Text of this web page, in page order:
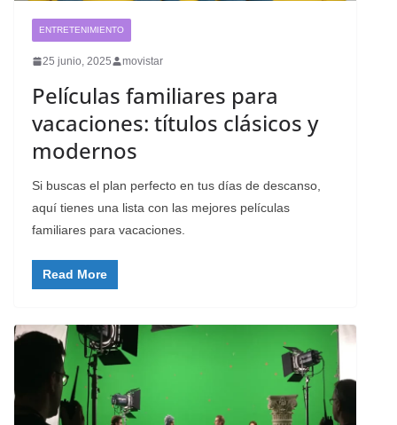
ENTRETENIMIENTO
25 junio, 2025 movistar
Películas familiares para
vacaciones: títulos clásicos y
modernos
Si buscas el plan perfecto en tus días de descanso,
aquí tienes una lista con las mejores películas
familiares para vacaciones.
Read More